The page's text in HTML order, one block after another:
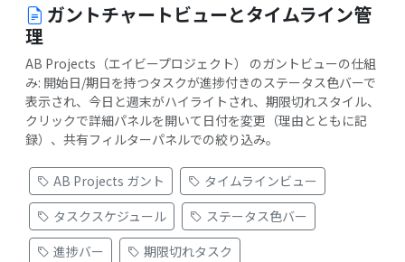
ガントチャートビューとタイムライン管
理
AB Projects（エイビープロジェクト） のガントビューの仕組
み: 開始日/期日を持つタスクが進捗付きのステータス色バーで
表示され、今日と週末がハイライトされ、期限切れスタイル、
クリックで詳細パネルを開いて日付を変更（理由とともに記
録）、共有フィルターパネルでの絞り込み。
AB Projects ガント
タイムラインビュー
タスクスケジュール
ステータス色バー
進捗バー
期限切れタスク